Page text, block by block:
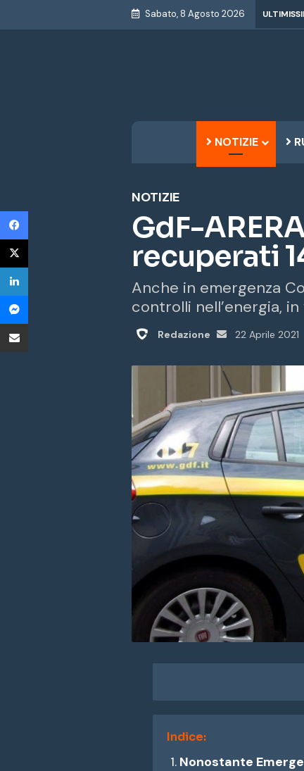
Sabato, 8 Agosto 2026
NOTIZIE
NOTIZIE
GdF-
recuperati
Anche in emergenza
controlli nell’energia,
Redazione
Invia
22 Aprile 2021
Indice:
Nonostante